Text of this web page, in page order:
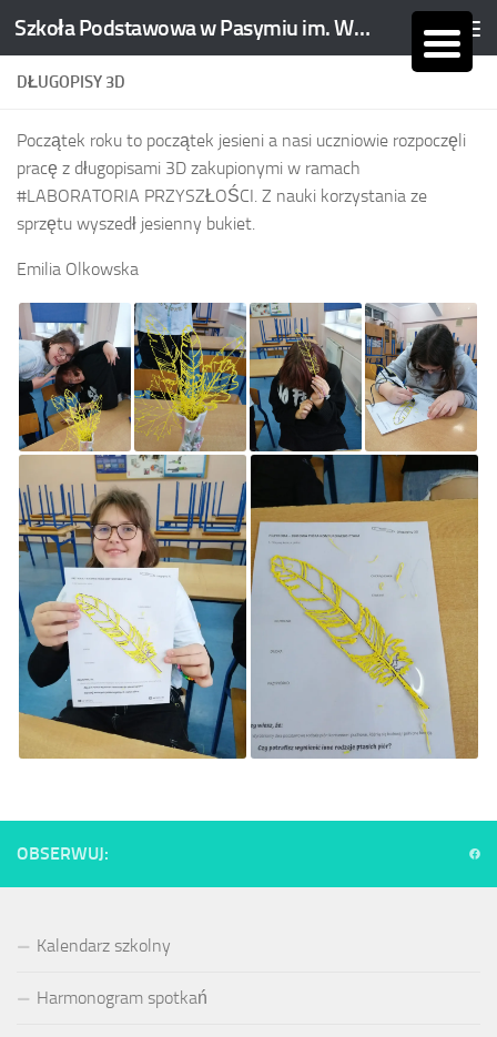
Skip to content Szkoła Podstawowa w Pasymiu im. Wojciecha Kętrzyńskiego
DŁUGOPISY 3D
Początek roku to początek jesieni a nasi uczniowie rozpoczęli
pracę z długopisami 3D zakupionymi w ramach
#LABORATORIA PRZYSZŁOŚCI. Z nauki korzystania ze
sprzętu wyszedł jesienny bukiet.
Emilia Olkowska
OBSERWUJ:
Kalendarz szkolny
Harmonogram spotkań